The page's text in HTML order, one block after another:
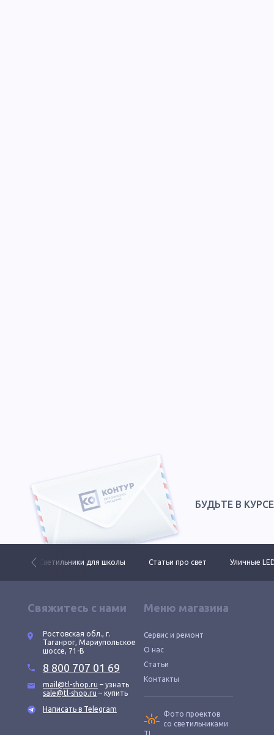
БУДЬТЕ В
Светильники для школы Статьи про свет Уличные
Свяжитесь с нами
Ростовская обл., г.
Таганрог, Мариупольское
шоссе, 71-В
8 800 707 01 69
mail@tl-shop.ru – узнать
sale@tl-shop.ru – купить
Написать в Telegram
Меню магазина
Сервис и ремонт
О нас
Статьи
Контакты
Фото проектов
со светильниками